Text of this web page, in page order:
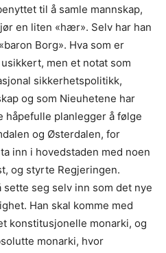
til å samle mannskap,
en liten «hær». Selv har han
Borg». Hva som er
men et notat som
sikkerhetspolitikk,
og som Nieuhetene har
håpefulle planlegger å følge
og Østerdalen, for
inn i hovedstaden med noen
og styrte Regjeringen.
seg selv inn som det nye
Han skal komme med
konstitusjonelle monarki, og
monarki, hvor